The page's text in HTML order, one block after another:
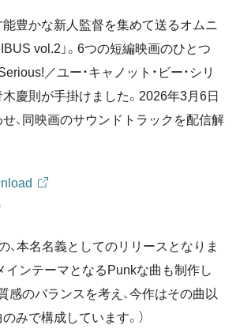
豊かな新人監督を集めて送るオムニ
vol.2」。6つの短編映画のひとつ
／ユー・キャノット・ビー・シリ
木慶則が手掛けました。2026年3月6日
、同映画のサウンドトラックを配信解
、本名名義としてのリリースとなりま
インテーマとなるPunkな曲も制作し
感のバランスを考え、今作はその曲以
みで構成しています。）
DOWNLOAD